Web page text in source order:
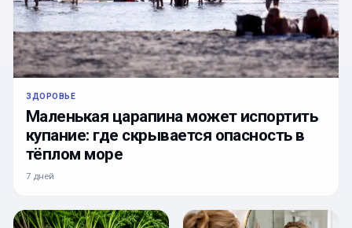
ЗДОРОВЬЕ
Маленькая царапина может испортить
купание: где скрывается опасность в
тёплом море
7 дней